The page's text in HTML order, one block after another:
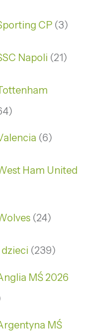
CP 3
Napoli 21
6
Ham United
24
dzieci 239
MŚ 2026
MŚ